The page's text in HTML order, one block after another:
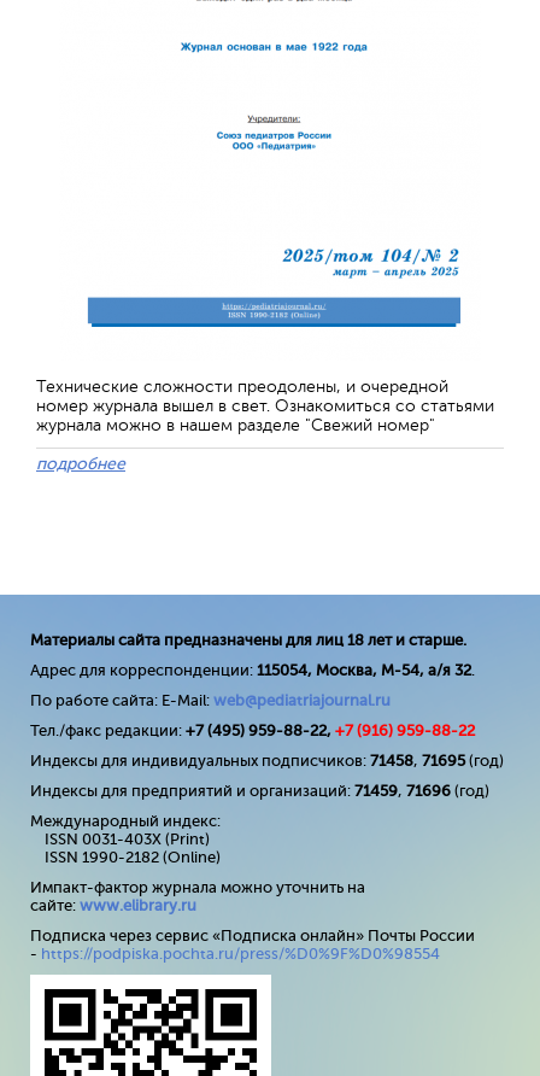
Технические сложности преодолены, и очередной
номер журнала вышел в свет. Ознакомиться со статьями
журнала можно в нашем разделе "Свежий номер"
подробнее
Материалы сайта предназначены для лиц 18 лет и старше.
Адрес для корреспонденции: 115054, Москва, М-54, а/я 32.
По работе сайта: E-Mail: web@pediatriajournal.ru
Тел./факс редакции: +7 (495) 959-88-22, +7 (916) 959-88-22
Индексы для индивидуальных подписчиков: 71458, 71695(год)
Индексы для предприятий и организаций: 71459, 71696 (год)
Международный индекс:
ISSN 0031-403X (Print)
ISSN 1990-2182 (Online)
Импакт-фактор журнала можно уточнить на
сайте: www.elibrary.ru
Подписка через сервис «Подписка онлайн» Почты России
- https://podpiska.pochta.ru/press/%D0%9F%D0%98554